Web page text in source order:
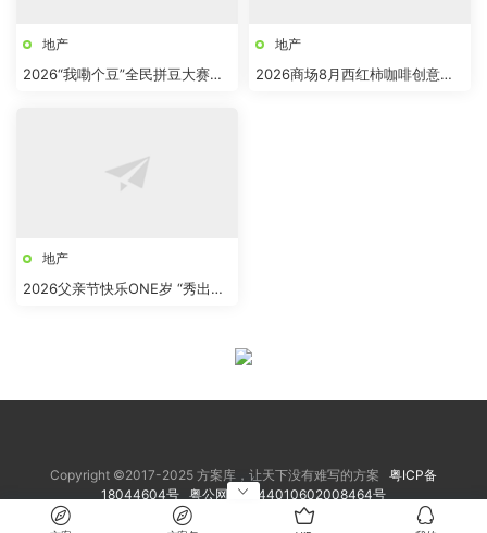
地产
2026“我嘞个豆”全民拼豆大赛主
地产
2026商场8月西红柿咖啡创意市
地产
2026父亲节快乐ONE岁 “秀出爸
Copyright ©2017-2025 方案库，让天下没有难写的方案 粤ICP备
18044604号 粤公网安备 44010602008464号